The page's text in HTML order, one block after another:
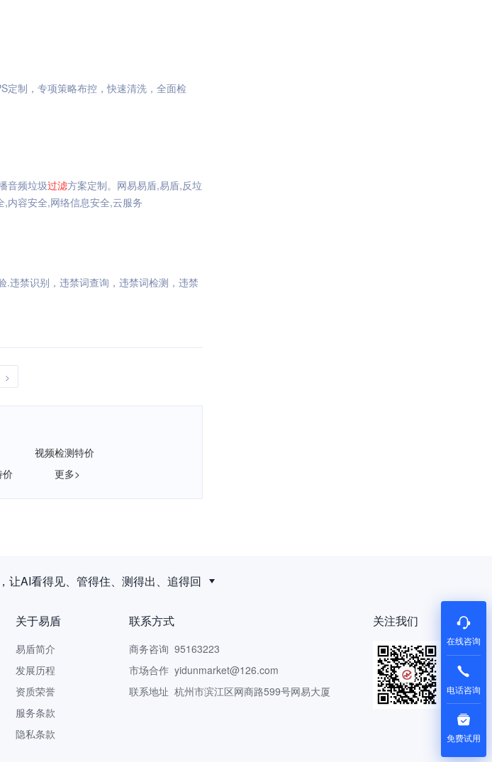
定制，专项策略布控，快速清洗，全面检
音频垃圾过滤方案定制。网易易盾,易盾,反垃
,内容安全,网络信息安全,云服务
.违禁识别，违禁词查询，违禁词检测，违禁
>
视频检测特价
更多>
让AI看得见、管得住、测得出、追得回
关于易盾
易盾简介
发展历程
资质荣誉
服务条款
隐私条款
联系方式
商务咨询 95163223
市场合作 yidunmarket@126.com
联系地址 杭州市滨江区网商路599号网易大厦
关注我们
在线咨询
电话咨询
免费试用